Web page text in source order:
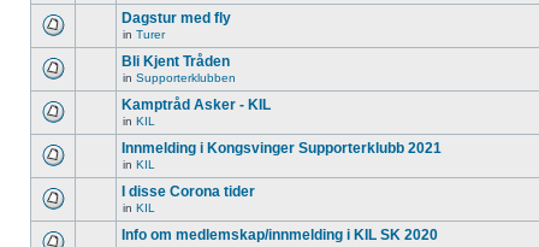
Dagstur med fly
in Turer
Bli Kjent Tråden
in Supporterklubben
Kamptråd Asker - KIL
in KIL
Innmelding i Kongsvinger Supporterklubb 2021
in KIL
I disse Corona tider
in KIL
Info om medlemskap/innmelding i KIL SK 2020